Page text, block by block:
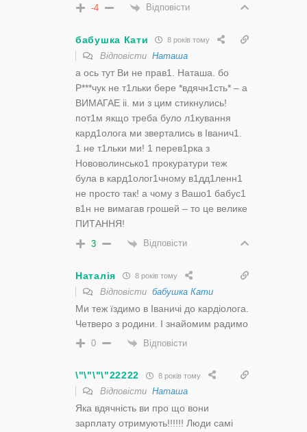
-4 Відповісти
бабушка Кати 8 років тому
Відповісти Наташа
а ось тут Ви не прав1. Наташа. бо
Р***чук не т1льки бере *вдячн1сть* – а
ВИМАГАЕ ii. ми з цим стикнулись!
пот1м якщо треба було л1кування
кард1олога ми звертались в Iванич1.
1 не т1льки ми! 1 перев1рка з
Нововолинсько1 прокуратури теж
була в кард1олог1чному в1дд1ленн1
не просто так! а чому з Вашо1 бабус1
в1н не вимагав грошей – то це велике
ПИТАННЯ!
3 Відповісти
Наталія 8 років тому
Відповісти бабушка Кати
Ми теж їздимо в Іваничі до кардіолога.
Четверо з родини. І знайомим радимо
0 Відповісти
\"\"\"\"22222 8 років тому
Відповісти Наташа
Яка вдячність ви про що вони
зарплату отримують!!!!!! Люди самі